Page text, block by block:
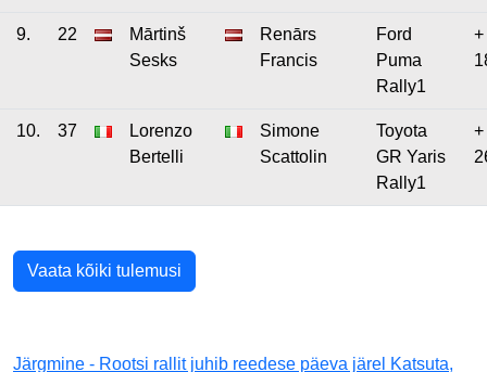
9. 22
Mārtinš
Sesks
Renārs
Francis
Ford
Puma
Rally1
+
10. 37
Lorenzo
Bertelli
Simone
Scattolin
Toyota
GR Yaris
Rally1
+
Vaata kõiki tulemusi
Järgmine - Rootsi rallit juhib reedese päeva järel Katsuta,